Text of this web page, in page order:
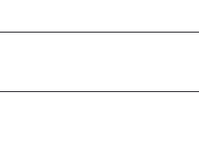
Województwo
Województwo
Белгородская